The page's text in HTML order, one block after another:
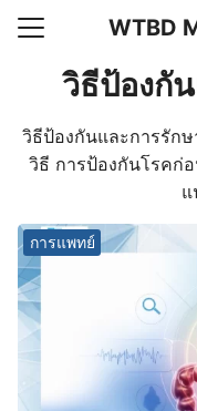
Skip
content
WTBD
ม
รา
Search
วิธีป้องกั
วิธีป้องกันและการรัก
วิธี การป้องกันโรคก่
การแพทย์